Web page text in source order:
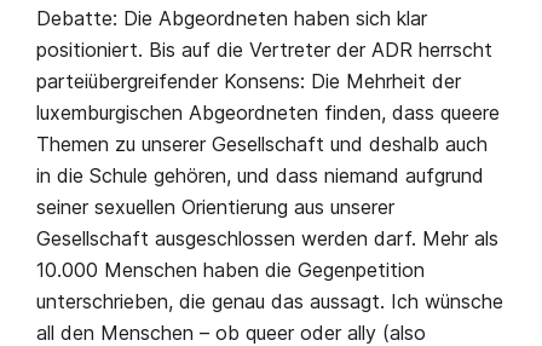
Debatte: Die Abgeordneten haben sich klar
positioniert. Bis auf die Vertreter der ADR herrscht
parteiübergreifender Konsens: Die Mehrheit der
luxemburgischen Abgeordneten finden, dass queere
Themen zu unserer Gesellschaft und deshalb auch
in die Schule gehören, und dass niemand aufgrund
seiner sexuellen Orientierung aus unserer
Gesellschaft ausgeschlossen werden darf. Mehr als
10.000 Menschen haben die Gegenpetition
unterschrieben, die genau das aussagt. Ich wünsche
all den Menschen – ob queer oder ally (also